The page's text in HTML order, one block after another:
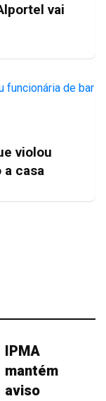
vai
violou
a casa
IPMA
mantém
aviso